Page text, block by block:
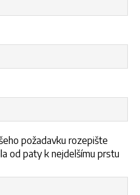
požadavku rozepište
od paty k nejdelšímu prstu